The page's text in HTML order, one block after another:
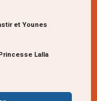
et Younes
Lalla